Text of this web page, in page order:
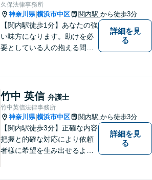
久保法律事務所
神奈川県|横浜市中区 関内駅 から徒歩3分
【関内駅徒歩1分】あなたの強
い味方になります。助けを必
要としている人の抱える問題
でいます。ぜひお気軽にご相
談ください。
詳細を見
る
竹中 英信 弁護士
竹中英信法律事務所
神奈川県|横浜市中区 関内駅 から徒歩3分
【関内駅徒歩3分】正確な内容
把握と的確な対応により依頼
者様に希望を生み出せるよう
詳細を見
る